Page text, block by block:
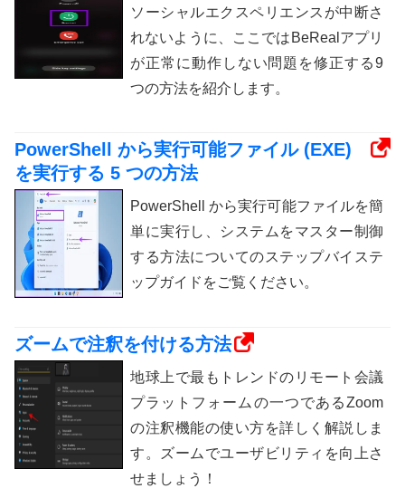
ソーシャルエクスペリエンスが中断さ
れないように、ここではBeRealアプリ
が正常に動作しない問題を修正する9
つの方法を紹介します。
PowerShell から実行可能ファイル (EXE)
を実行する 5 つの方法
PowerShell から実行可能ファイルを簡
単に実行し、システムをマスター制御
する方法についてのステップバイステ
ップガイドをご覧ください。
ズームで注釈を付ける方法
地球上で最もトレンドのリモート会議
プラットフォームの一つであるZoom
の注釈機能の使い方を詳しく解説しま
す。ズームでユーザビリティを向上さ
せましょう！